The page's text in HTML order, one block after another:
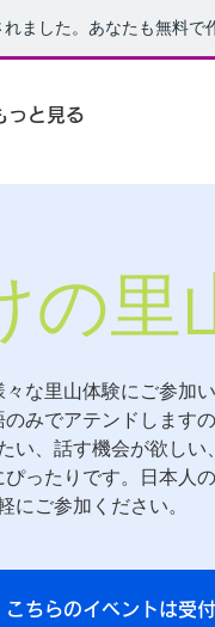
ました。あなたも無料で
っと見る
の里
な里山体験にご参加
みでアテンドします
い、話す機会が欲しい
ったりです。日本人
にご参加ください。
ちらのイベントは受付